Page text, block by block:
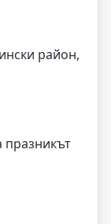
район,
празникът